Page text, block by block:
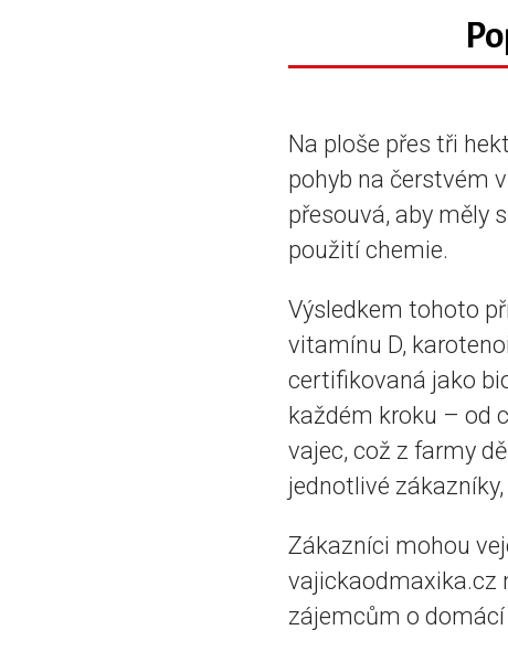
Na ploše přes tři
pohyb na čerstvém
přesouvá, aby měly
použití chemie.
Výsledkem tohoto
vitamínu D,
certifikovaná jako
každém kroku – od
vajec, což z farmy
jednotlivé
Zákazníci mohou
vajickaodmaxika.cz
zájemcům o domácí